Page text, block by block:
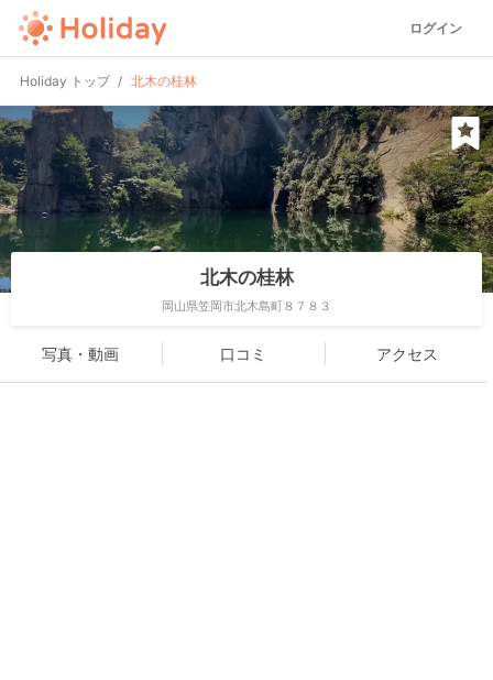
ログイン
Holiday トップ 北木の桂林
北木の桂林
岡山県笠岡市北木島町８７８３
写真・動画 口コミ アクセス